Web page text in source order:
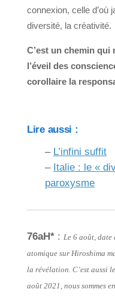
connexion, celle d’où
diversité, la créativité.
C’est un chemin qui
l’éveil des
corollaire la
Lire aussi :
– L’infini suffit
– Italie : le «
paroxysme
76aH* : Le 6 août, date
atomique sur Hiroshima
la révélation. C’est aussi
août 2021, nous sommes